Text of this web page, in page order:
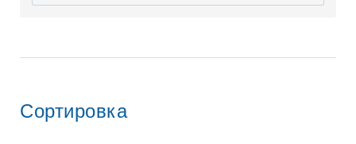
Сортировка